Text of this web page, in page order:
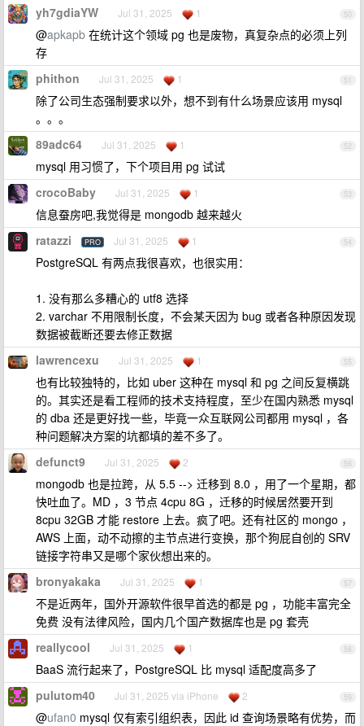
50
yh7gdiaYW Jul 31, 2025 1
@apkapb 在统计这个领域 pg 也是废物，真复杂点的必须上列
存
51
phithon Jul 31, 2025 1
除了公司生态强制要求以外，想不到有什么场景应该用 mysql
。。。
52
89adc64 Jul 31, 2025 1
mysql 用习惯了，下个项目用 pg 试试
53
crocoBaby Jul 31, 2025 1
信息蚕房吧,我觉得是 mongodb 越来越火
54
ratazzi PRO Jul 31, 2025 1
PostgreSQL 有两点我很喜欢，也很实用：
1. 没有那么多糟心的 utf8 选择
2. varchar 不用限制长度，不会某天因为 bug 或者各种原因发现
数据被截断还要去修正数据
55
lawrencexu Jul 31, 2025 1
也有比较独特的，比如 uber 这种在 mysql 和 pg 之间反复横跳
的。其实还是看工程师的技术支持程度，至少在国内熟悉 mysql
的 dba 还是更好找一些，毕竟一众互联网公司都用 mysql ，各
种问题解决方案的坑都填的差不多了。
56
defunct9 Jul 31, 2025 2
mongodb 也是拉跨，从 5.5 --> 迁移到 8.0 ，用了一个星期，都
快吐血了。MD ，3 节点 4cpu 8G ，迁移的时候居然要开到
8cpu 32GB 才能 restore 上去。疯了吧。还有社区的 mongo ，
AWS 上面，动不动擦的主节点进行变换，那个狗屁自创的 SRV
链接字符串又是哪个家伙想出来的。
57
bronyakaka Jul 31, 2025 1
不是近两年，国外开源软件很早首选的都是 pg ，功能丰富完全
免费 没有法律风险，国内几个国产数据库也是 pg 套壳
58
reallycool Jul 31, 2025 1
BaaS 流行起来了，PostgreSQL 比 mysql 适配度高多了
59
pulutom40 Jul 31, 2025 via iPhone 2
@ufan0 mysql 仅有索引组织表，因此 id 查询场景略有优势，而